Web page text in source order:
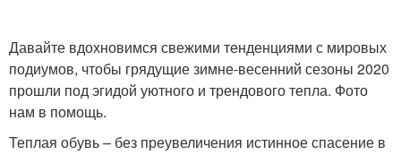
Давайте вдохновимся свежими тенденциями с мировых
подиумов, чтобы грядущие зимне-весенний сезоны 2020
прошли под эгидой уютного и трендового тепла. Фото
нам в помощь.
Теплая обувь – без преувеличения истинное спасение в